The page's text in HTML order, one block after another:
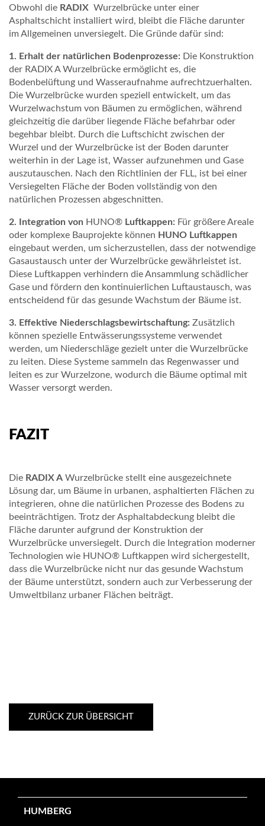
R
V
C
E
S
M
A
G
A
Z
I
N
H
U
M
B
E
R
U
T
E
R
N
E
H
M
Obwohl die RADIX Wurzelbrücke unter einer
Asphaltschicht installiert wird, bleibt die Fläche darunter
im Allgemeinen unversiegelt. Die Gründe dafür sind:
1. Erhalt der natürlichen Bodenprozesse: Die Konstruktion
der RADIX A Wurzelbrücke ermöglicht es, die
Bodenbelüftung und Wasseraufnahme aufrechtzuerhalten.
Die Wurzelbrücke wurden speziell entwickelt, um das
Wurzelwachstum von Bäumen zu ermöglichen, während
gleichzeitig die darüber liegende Fläche befahrbar oder
begehbar bleibt. Durch die Luftschicht zwischen der
Wurzel und der Wurzelbrücke ist der Boden darunter
weiterhin in der Lage ist, Wasser aufzunehmen und Gase
auszutauschen. Nach den Richtlinien der FLL, ist bei einer
Versiegelten Fläche der Boden vollständig von den
natürlichen Prozessen abgeschnitten.
2. Integration von HUNO® Luftkappen: Für größere Areale
oder komplexe Bauprojekte können HUNO Luftkappen
eingebaut werden, um sicherzustellen, dass der notwendige
Gasaustausch unter der Wurzelbrücke gewährleistet ist.
Diese Luftkappen verhindern die Ansammlung schädlicher
Gase und fördern den kontinuierlichen Luftaustausch, was
entscheidend für das gesunde Wachstum der Bäume ist.
3. Effektive Niederschlagsbewirtschaftung: Zusätzlich
können spezielle Entwässerungssysteme verwendet
werden, um Niederschläge gezielt unter die Wurzelbrücke
zu leiten. Diese Systeme sammeln das Regenwasser und
leiten es zur Wurzelzone, wodurch die Bäume optimal mit
Wasser versorgt werden.
FAZIT
Die RADIX A Wurzelbrücke stellt eine ausgezeichnete
Lösung dar, um Bäume in urbanen, asphaltierten Flächen zu
integrieren, ohne die natürlichen Prozesse des Bodens zu
beeinträchtigen. Trotz der Asphaltabdeckung bleibt die
Fläche darunter aufgrund der Konstruktion der
Wurzelbrücke unversiegelt. Durch die Integration moderner
Technologien wie HUNO® Luftkappen wird sichergestellt,
dass die Wurzelbrücke nicht nur das gesunde Wachstum
der Bäume unterstützt, sondern auch zur Verbesserung der
Umweltbilanz urbaner Flächen beiträgt.
ZURÜCK ZUR ÜBERSICHT
HUMBERG